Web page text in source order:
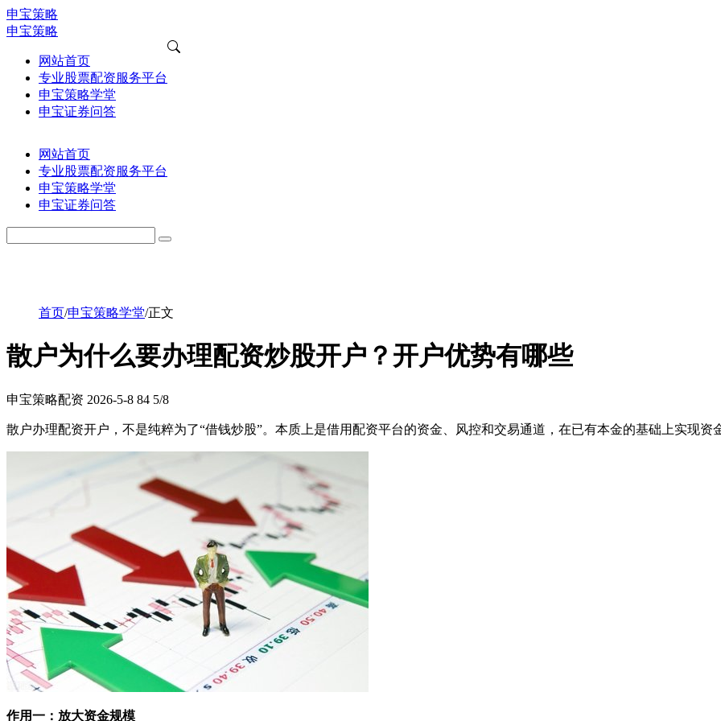
申宝策略
申宝策略
网站首页
专业股票配资服务平台
申宝策略学堂
申宝证券问答
网站首页
专业股票配资服务平台
申宝策略学堂
申宝证券问答
首页/申宝策略学堂/正文
散户为什么要办理配资炒股开户？开户优势有哪些
申宝策略配资 2026-5-8 84 5/8
散户办理配资开户，不是纯粹为了“借钱炒股”。本质上是借用配资平台的资金、风控和交易通道，在已有本金的基础上实现资
作用一：放大资金规模